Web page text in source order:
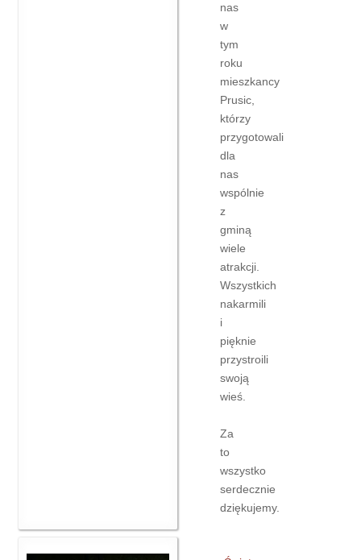
nas
w
tym
roku
mieszkancy
Prusic,
którzy
przygotowali
dla
nas
wspólnie
z
gminą
wiele
atrakcji.
Wszystkich
nakarmili
i
pięknie
przystroili
swoją
wieś.
Za
to
wszystko
serdecznie
dziękujemy.